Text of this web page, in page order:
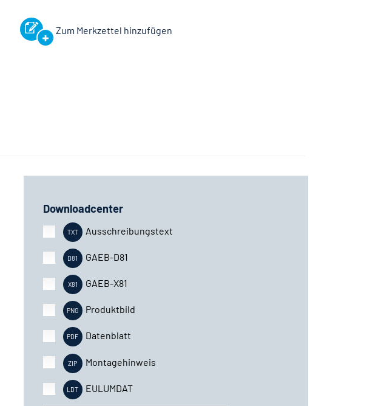
Zum Merkzettel hinzufügen
Downloadcenter
Ausschreibungstext
GAEB-D81
GAEB-X81
Produktbild
Datenblatt
Montagehinweis
EULUMDAT